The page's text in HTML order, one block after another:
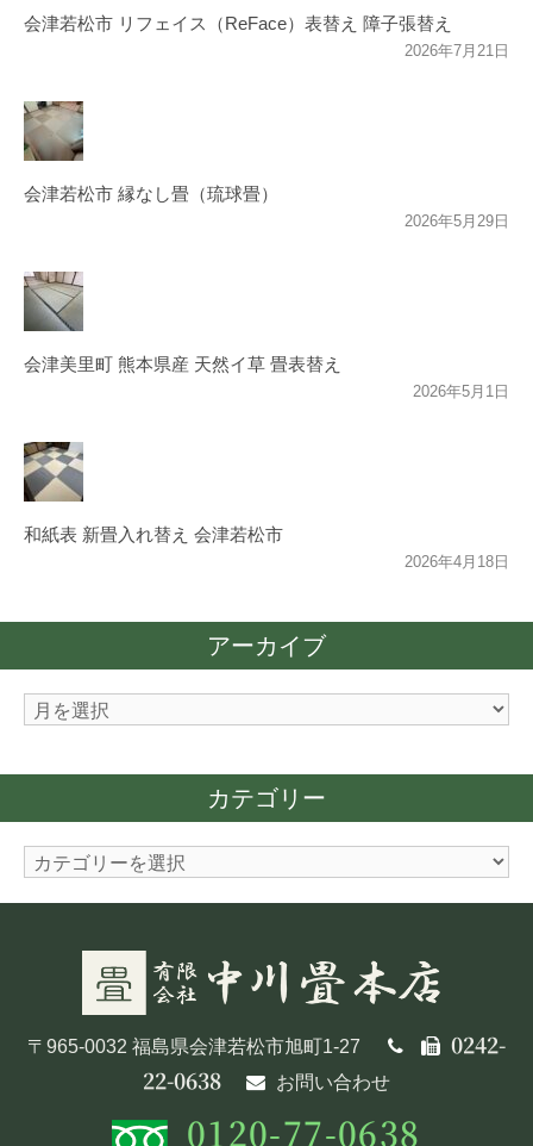
会津若松市 リフェイス（ReFace）表替え 障子張替え
2026年7月21日
会津若松市 縁なし畳（琉球畳）
2026年5月29日
会津美里町 熊本県産 天然イ草 畳表替え
2026年5月1日
和紙表 新畳入れ替え 会津若松市
2026年4月18日
アーカイブ
ア
カ
カテゴリー
カ
〒965-0032 福島県会津若松市旭町1-27
0242-
22-0638
お問い合わせ
0120-77-0638